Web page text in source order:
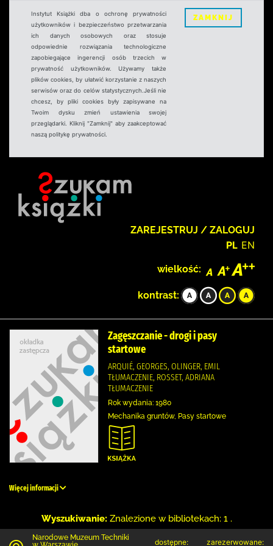
Instytut Książki dba o ochronę prywatności
użytkowników i bezpieczeństwo przetwarzania
ich danych osobowych oraz stosuje
odpowiednie rozwiązania technologiczne
zapobiegające ingerencji osób trzecich w
prywatność użytkowników. Używamy także
plików cookies, by ułatwić korzystanie z naszych
serwisów oraz do celów statystycznych.Jeśli nie
chcesz, by pliki cookies były zapisywane na
Twoim dysku zmień ustawienia swojej
przeglądarki. Kliknij "Zamknij" aby zaakceptować
naszą politykę prywatności.
ZAMKNIJ
ZAREJESTRUJ / ZALOGUJ
PL EN
wielkość:
kontrast:
Zagęszczanie - drogi i pasy
startowe
ARQUIÉ, GEORGES, OLINGER, EMIL
TŁUMACZENIE, ROSSET, ADRIANA
TŁUMACZENIE
Rok wydania: 1980
Mechanika gruntów, Pasy startowe
Więcej informacji
Wyszukiwanie: Znalezione w bibliotekach: 1 .
Narodowe Muzeum Techniki
dostępne: zarezerwowane: